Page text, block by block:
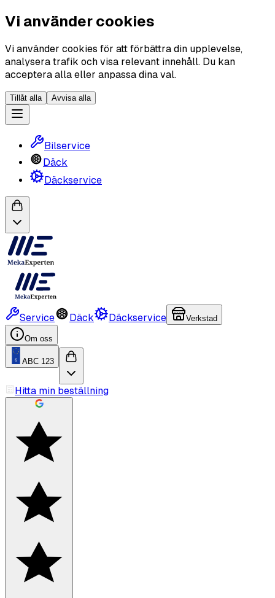
Vi använder cookies
Vi använder cookies för att förbättra din upplevelse,
analysera trafik och visa relevant innehåll. Du kan
acceptera alla eller anpassa dina val.
Tillåt alla Avvisa alla
Bilservice
Däck
Däckservice
Service Däck Däckservice Verkstad
Om oss
ABC 123
Hitta min beställning